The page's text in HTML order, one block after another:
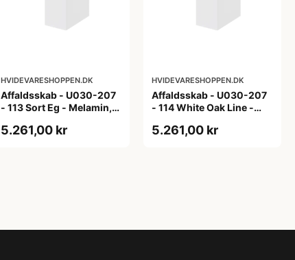
HVIDEVARESHOPPEN.DK
Affaldsskab - U030-207
- 113 Sort Eg - Melamin,
5.261,00 kr
HVIDEVARESHOPPEN.DK
Affaldsskab - U030-207
- 114 White Oak Line -
5.261,00 kr